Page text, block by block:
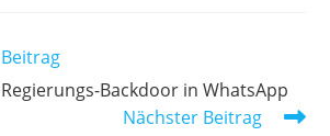
Backdoor in WhatsApp
Nächster Beitrag